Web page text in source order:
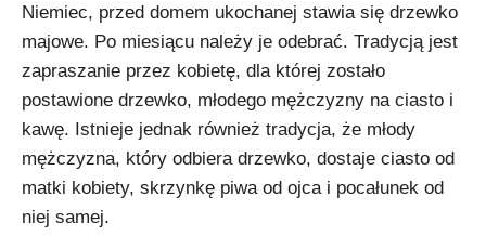
Niemiec, przed domem ukochanej stawia się drzewko
majowe. Po miesiącu należy je odebrać. Tradycją jest
zapraszanie przez kobietę, dla której zostało
postawione drzewko, młodego mężczyzny na ciasto i
kawę. Istnieje jednak również tradycja, że młody
mężczyzna, który odbiera drzewko, dostaje ciasto od
matki kobiety, skrzynkę piwa od ojca i pocałunek od
niej samej.